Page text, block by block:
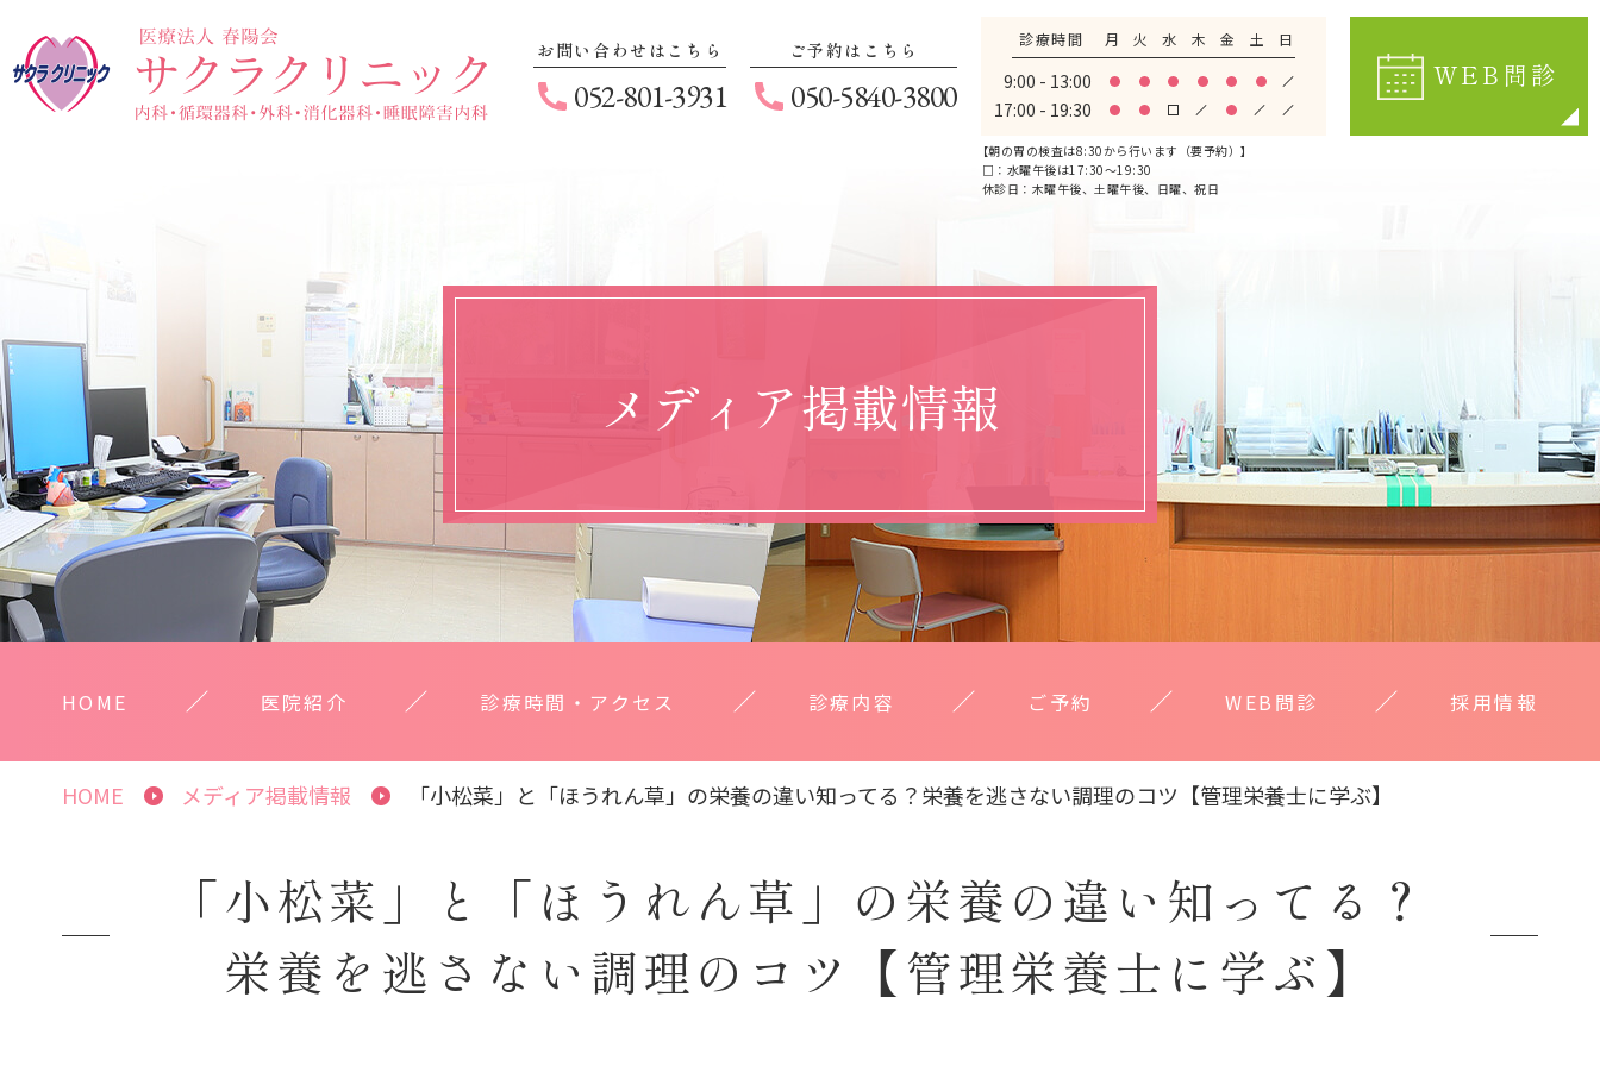
お問い合わせはこちら
052-801-3931
ご予約はこちら
050-5840-3800
診療時間
9:00 - 13:00
17:00 - 19:30
月 火 水 木 金 土 日
【朝の胃の検査は8:30から行います（要予約）】
□：水曜午後は17:30～19:30
休診日：木曜午後、土曜午後、日曜、祝日
WEB問診
メディア掲載情報
HOME 医院紹介 診療時間・アクセス 診療内容 ご予約 WEB問診 採用情報
HOME メディア掲載情報 「小松菜」と「ほうれん草」の栄養の違い知ってる？栄養を逃さない調理のコツ【管理栄養士に学ぶ】
「小松菜」と「ほうれん草」の栄養の違い知ってる？
栄養を逃さない調理のコツ【管理栄養士に学ぶ】